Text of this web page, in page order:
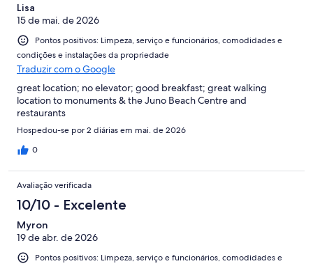
Lisa
15 de mai. de 2026
Pontos positivos: Limpeza, serviço e funcionários, comodidades e
condições e instalações da propriedade
Traduzir com o Google
great location; no elevator; good breakfast; great walking
location to monuments & the Juno Beach Centre and
restaurants
Hospedou-se por 2 diárias em mai. de 2026
0
Avaliação verificada
10/10 - Excelente
Myron
19 de abr. de 2026
Pontos positivos: Limpeza, serviço e funcionários, comodidades e